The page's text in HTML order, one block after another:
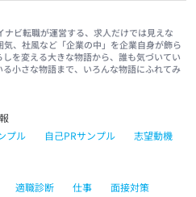
ビ転職が運営する、求人だけでは見えな
、社風など「企業の中」を企業自身が飾ら
を変える大きな物語から、誰も気づいてい
小さな物語まで、いろんな物語にふれてみ
プル 自己PRサンプル
志望動機
適職診断 仕事
面接対策